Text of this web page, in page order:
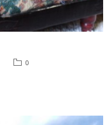
0